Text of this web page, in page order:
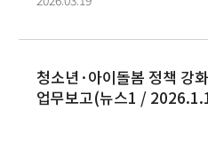
청소년·아이돌봄 정책
업무보고(뉴스1 /